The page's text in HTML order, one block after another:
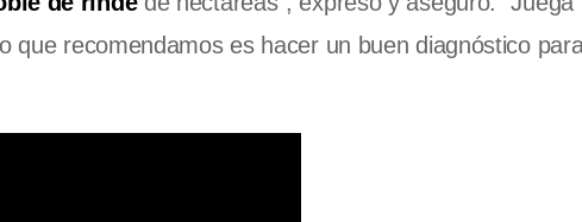
que recomendamos es hacer un buen diagnóstico